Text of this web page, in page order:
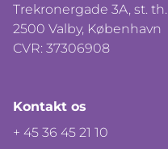
Trekronergade 3A, st. th.
2500 Valby, København
CVR: 37306908
Kontakt os
+ 45 36 45 21 10